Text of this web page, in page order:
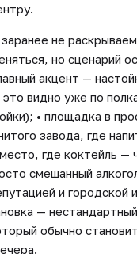
не
но сценарий
акцент —
видно уже по
• площадка в
завода, где
где коктейль —
смешанный
и городской
—
обычно